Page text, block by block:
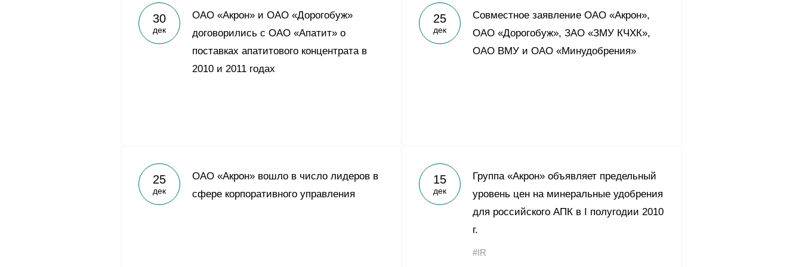
30
дек
ОАО «Акрон» и ОАО «Дорогобуж»
договорились с ОАО «Апатит» о
поставках апатитового концентрата в
2010 и 2011 годах
25
дек
Совместное заявление ОАО «Акрон»,
ОАО «Дорогобуж», ЗАО «ЗМУ КЧХК»,
ОАО ВМУ и ОАО «Минудобрения»
25
дек
ОАО «Акрон» вошло в число лидеров в
сфере корпоративного управления
15
дек
Группа «Акрон» объявляет предельный
уровень цен на минеральные удобрения
для российского АПК в I полугодии 2010
г.
#IR